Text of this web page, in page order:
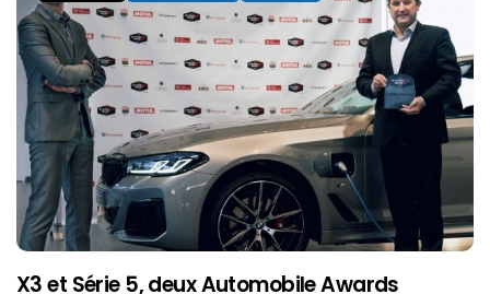
X3 et Série 5, deux Automobile Awards